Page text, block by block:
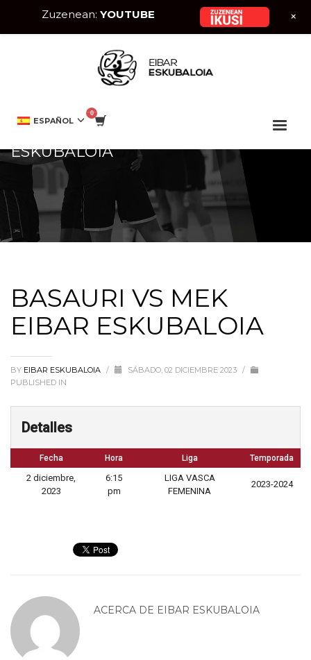
ESPAÑOL
BASAURI VS MEK EIBAR
ESKUBALOIA
BASAURI VS MEK
EIBAR ESKUBALOIA
BY EIBAR ESKUBALOIA / SÁBADO, 02 DICIEMBRE 2023 /
PUBLISHED IN
Detalles
Fecha Hora Liga Temporada
2 diciembre,
2023
6:15
pm
LIGA VASCA
FEMENINA
2023-2024
ACERCA DE EIBAR ESKUBALOIA
Zuzenean: YOUTUBE +